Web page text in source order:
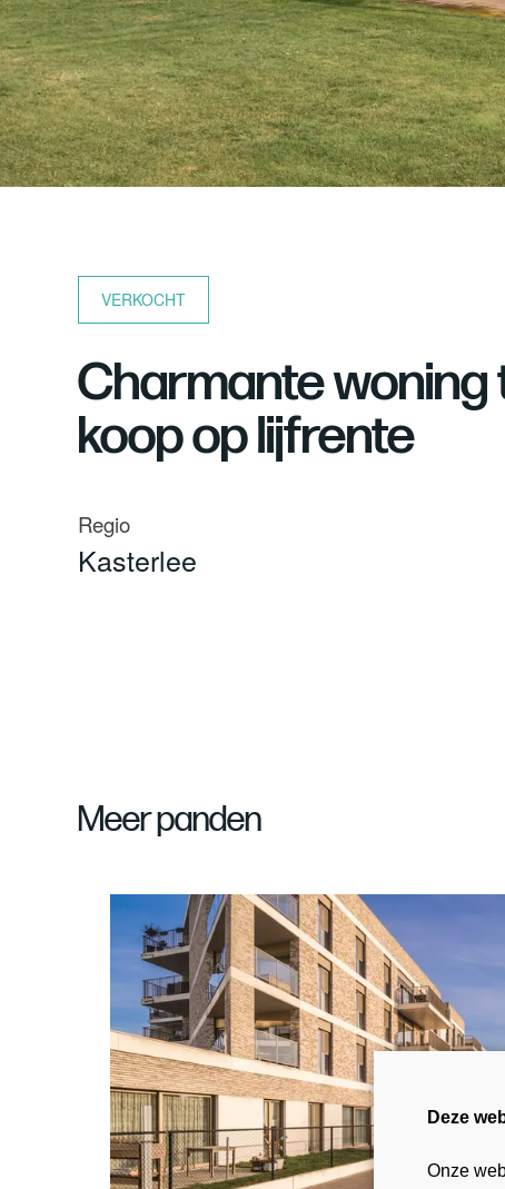
VERKOCHT
Charmante woning
koop op lijfrente
Regio
Kasterlee
Meer panden
Deze
Onze